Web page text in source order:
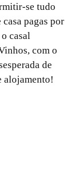
se tudo
pagas por
casal
com o
de
alojamento!